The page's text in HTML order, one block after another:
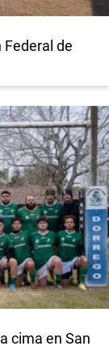
Federal de
cima en San